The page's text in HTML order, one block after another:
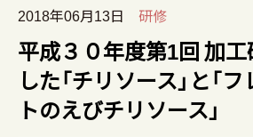
2018年06月13日 研修
平成３０年度第1回 加
した「チリソース」と「
トのえびチリソース」